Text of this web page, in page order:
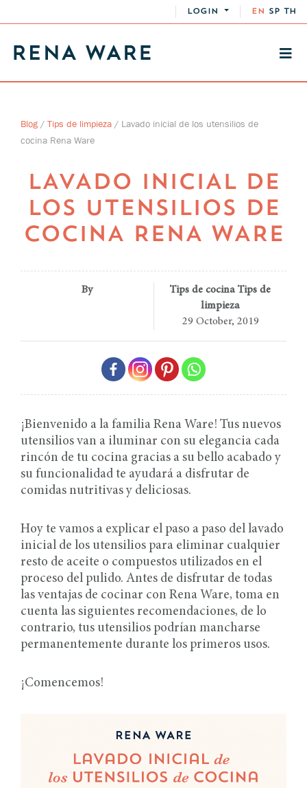
LOGIN EN SP TH
Blog / Tips de limpieza / Lavado inicial de los utensilios de
cocina Rena Ware
LAVADO INICIAL DE
LOS UTENSILIOS DE
COCINA RENA WARE
By
Tips de cocina Tips de
limpieza
29 October, 2019
¡Bienvenido a la familia Rena Ware! Tus nuevos
utensilios van a iluminar con su elegancia cada
rincón de tu cocina gracias a su bello acabado y
su funcionalidad te ayudará a disfrutar de
comidas nutritivas y deliciosas.
Hoy te vamos a explicar el paso a paso del lavado
inicial de los utensilios para eliminar cualquier
resto de aceite o compuestos utilizados en el
proceso del pulido. Antes de disfrutar de todas
las ventajas de cocinar con Rena Ware, toma en
cuenta las siguientes recomendaciones, de lo
contrario, tus utensilios podrían mancharse
permanentemente durante los primeros usos.
¡Comencemos!